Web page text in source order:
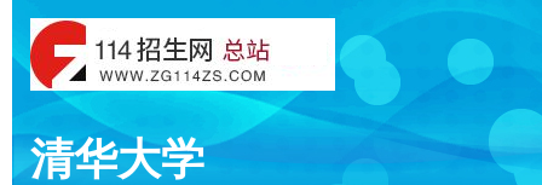
清华大学